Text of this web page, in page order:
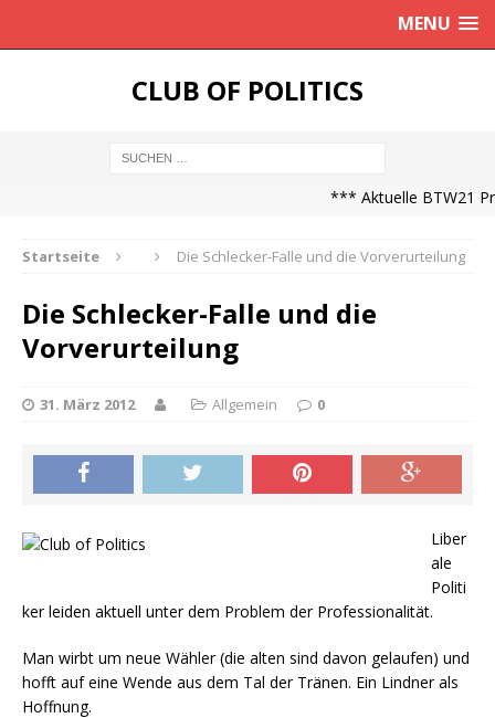
MENU
CLUB OF POLITICS
*** Aktuelle BTW21
Startseite Die Schlecker-Falle und die Vorverurteilung
Die Schlecker-Falle und die
Vorverurteilung
31. März 2012 Allgemein 0
Liber
ale
Politi
ker leiden aktuell unter dem Problem der Professionalität.
Man wirbt um neue Wähler (die alten sind davon gelaufen) und
hofft auf eine Wende aus dem Tal der Tränen. Ein Lindner als
Hoffnung.